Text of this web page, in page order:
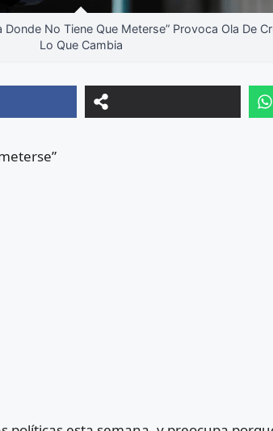
No Tiene Que Meterse” Provoca Ola De
Lo Que Cambia